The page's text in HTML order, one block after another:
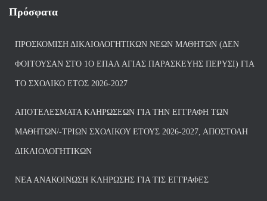
Πρόσφατα
ΠΡΟΣΚΌΜΙΣΗ ΔΙΚΑΙΟΛΟΓΗΤΙΚΏΝ ΝΈΩΝ ΜΑΘΗΤΏΝ (ΔΕΝ
ΦΟΙΤΟΎΣΑΝ ΣΤΟ 1Ο ΕΠΑΛ ΑΓΙΑΣ ΠΑΡΑΣΚΕΥΗΣ ΠΈΡΥΣΙ) ΓΙΑ
ΤΟ ΣΧΟΛΙΚΌ ΈΤΟΣ 2026-2027
ΑΠΟΤΕΛΈΣΜΑΤΑ ΚΛΗΡΏΣΕΩΝ ΓΙΑ ΤΗΝ ΕΓΓΡΑΦΉ ΤΩΝ
ΜΑΘΗΤΏΝ/-ΤΡΙΏΝ ΣΧΟΛΙΚΟΎ ΈΤΟΥΣ 2026-2027, ΑΠΟΣΤΟΛΉ
ΔΙΚΑΙΟΛΟΓΗΤΙΚΏΝ
ΝΕΑ ΑΝΑΚΟΙΝΩΣΗ ΚΛΗΡΩΣΗΣ ΓΙΑ ΤΙΣ ΕΓΓΡΑΦΕΣ